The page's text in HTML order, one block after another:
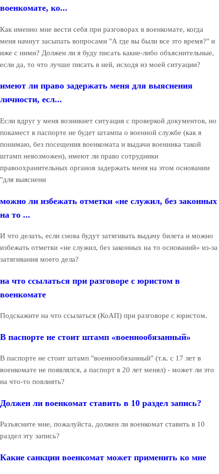
военкомате, ко...
Как именно мне вести себя при разговорах в военкомате, когда
меня начнут засыпать вопросами "А где вы были все это время?" и
иже с ними? Должен ли я буду писать какие-либо объяснительные,
если да, то что лучше писать в ней, исходя из моей ситуации?
имеют ли право задержать меня для выяснения
личности, есл...
Если вдруг у меня возникнет ситуация с проверкой документов, но
покамест в паспорте не будет штампа о военной службе (как я
понимаю, без посещения военкомата и выдачи военника такой
штамп невозможен), имеют ли право сотрудники
правоохранительных органов задержать меня на этом основании
"для выяснени
можно ли избежать отметки «не служил, без законных
на то ...
И что делать, если снова будут затягивать выдачу билета и можно
избежать отметки «не служил, без законных на то оснований» из-за
затягивания моего дела?
на что ссылаться при разговоре с юристом в
военкомате
Подскажите на что ссылаться (КоАП) при разговоре с юристом.
В паспорте не стоит штамп «военнообязанный»
В паспорте не стоит штамп "военнообязанный" (т.к. с 17 лет в
военкомате не появлялся, а паспорт в 20 лет менял) - может ли это
на что-то повлиять?
Должен ли военкомат ставить в 10 раздел запись?
Разъясните мне, пожалуйста, должен ли военкомат ставить в 10
раздел эту запись?
Какие санкции военкомат может применить ко мне